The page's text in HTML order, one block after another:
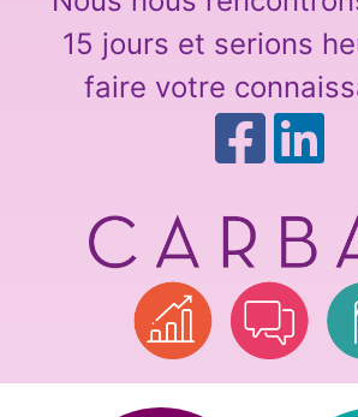
15 jours et serions
faire votre